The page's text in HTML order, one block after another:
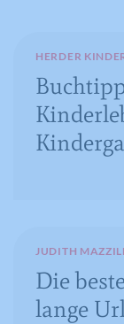
HERDER
JUDITH
Die
lange
Zweck